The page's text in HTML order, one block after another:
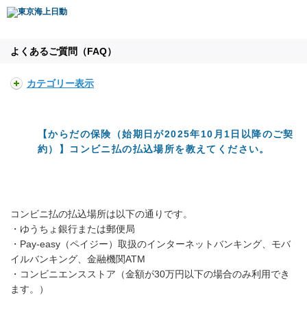
よくあるご質問（FAQ）
カテゴリー表示
【からだの保険（始期日が2025年10月1日以降のご契
約）】コンビニ払の払込場所を教えてください。
コンビニ払の払込場所は以下の通りです。
・ゆうちょ銀行または郵便局
・Pay-easy（ペイジー）取扱のインターネットバンキング、モバ
イルバンキング、金融機関ATM
・コンビニエンスストア（金額が30万円以下の場合のみ利用でき
ます。）